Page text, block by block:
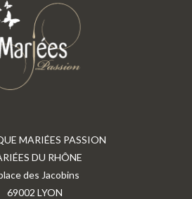
MARIÉES PASSION
DU RHÔNE
des Jacobins
69002 LYON